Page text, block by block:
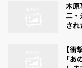
木原
二・
され
【
「